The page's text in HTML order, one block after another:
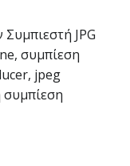
JPG
συμπίεση
jpeg
συμπίεση